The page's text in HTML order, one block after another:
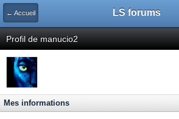
← Accueil LS forums
Profil de manucio2
Mes informations